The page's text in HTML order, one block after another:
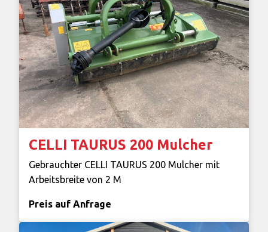
CELLI TAURUS 200 Mulcher
Gebrauchter CELLI TAURUS 200 Mulcher mit
Arbeitsbreite von 2 M
Preis auf Anfrage